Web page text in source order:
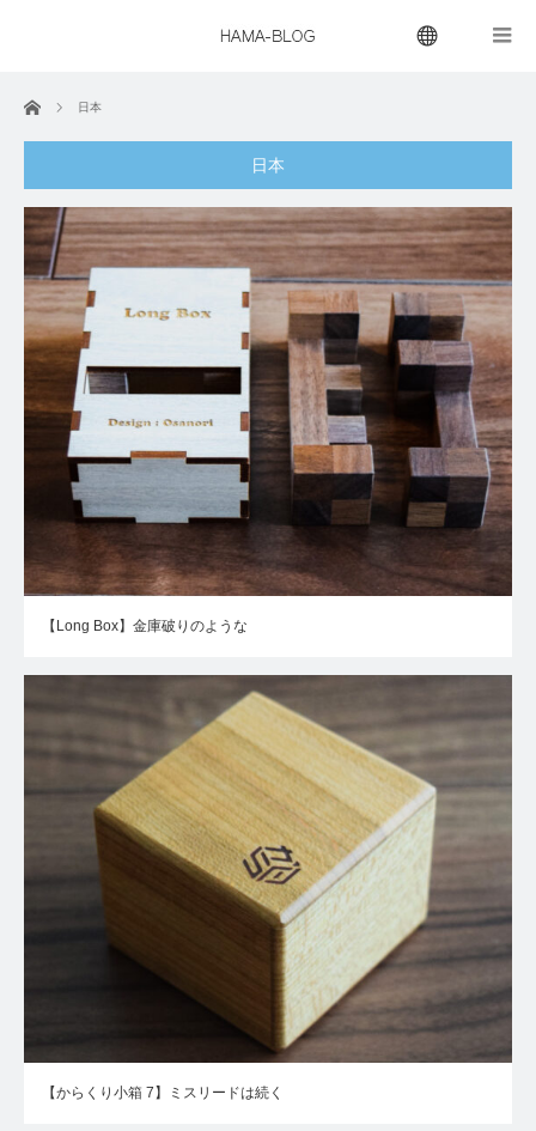
ホーム 日本
日本
【Long Box】金庫破りのような
【からくり小箱 7】ミスリードは続く